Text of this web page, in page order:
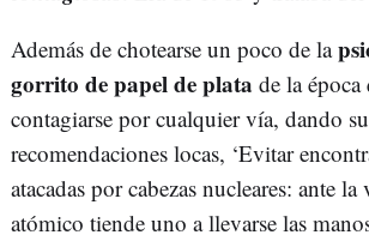
Además de chotearse un poco de la
gorrito de papel de plata de la
contagiarse por cualquier vía, dando
recomendaciones locas, ‘Evitar
atacadas por cabezas nucleares: ante
atómico tiende uno a llevarse las